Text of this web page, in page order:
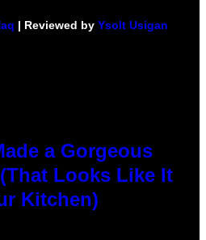
| Reviewed by Ysolt Usigan
a Gorgeous
Looks Like It
Kitchen)